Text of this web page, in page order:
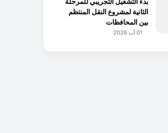
الثانية لمشروع النقل المنتظم
بين المحافظات
01 آب 2026